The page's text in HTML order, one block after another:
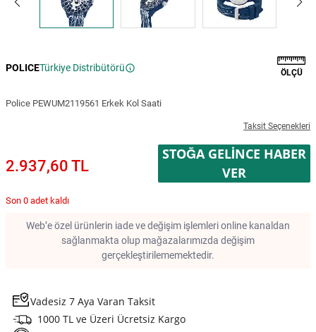
POLICETürkiye Distribütörü ÖLÇÜ
Police PEWUM2119561 Erkek Kol Saati
Taksit Seçenekleri
2.937,60 TL
STOĞA GELINCE HABER
VER
Son 0 adet kaldı
Web’e özel ürünlerin iade ve değişim işlemleri online kanaldan
sağlanmakta olup mağazalarımızda değişim
gerçekleştirilememektedir.
Vadesiz 7 Aya Varan Taksit
1000 TL ve Üzeri Ücretsiz Kargo